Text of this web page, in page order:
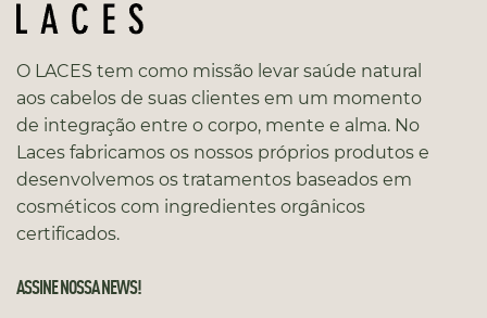
O LACES tem como missão levar saúde natural
aos cabelos de suas clientes em um momento
de integração entre o corpo, mente e alma. No
Laces fabricamos os nossos próprios produtos e
desenvolvemos os tratamentos baseados em
cosméticos com ingredientes orgânicos
certificados.
ASSINE NOSSA NEWS!